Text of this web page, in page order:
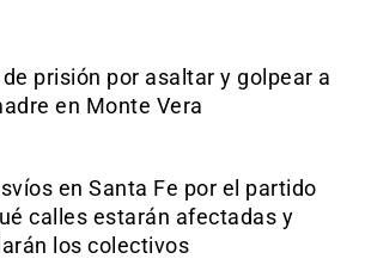
prisión por asaltar y golpear a
en Monte Vera
en Santa Fe por el partido
calles estarán afectadas y
los colectivos